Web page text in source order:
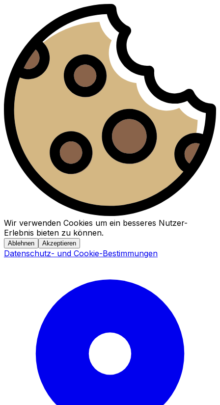
Wir verwenden Cookies um ein besseres Nutzer-
Erlebnis bieten zu können.
Ablehnen Akzeptieren
Datenschutz- und Cookie-Bestimmungen